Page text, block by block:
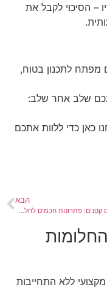
– הסיכוי לקבל את
מפתח לתכנון בטוח,
שלב אחר שלב:
כאן כדי ללוות אתכם
הבא
עיצוב בתים קטנים: פתרונות חכמים לחללים מוגבלים
ללא התחייבות